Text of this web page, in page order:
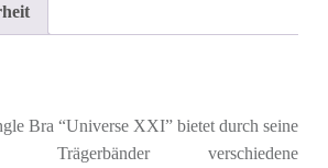
Bra “Universe XXI” bietet durch seine
Trägerbänder verschiedene